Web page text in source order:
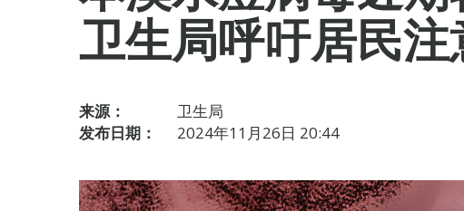
卫生局呼吁居民
来源：
卫生局
发布日期：
2024年11月26日 20:44